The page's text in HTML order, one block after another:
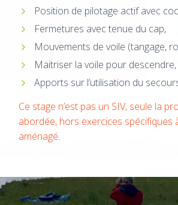
Position de pilotage actif avec
Fermetures avec tenue du cap,
Mouvements de voile (tangage,
Maitriser la voile pour descendre,
Apports sur l’utilisation du
Ce stage n’est pas un SIV, seule la
abordée, hors exercices spécifiques
aménagé.